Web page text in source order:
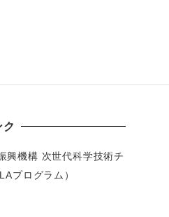
ク
興機構 次世代科学技術チ
プログラム）